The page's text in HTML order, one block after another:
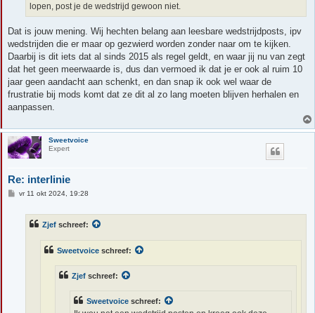
lopen, post je de wedstrijd gewoon niet.
Dat is jouw mening. Wij hechten belang aan leesbare wedstrijdposts, ipv
wedstrijden die er maar op gezwierd worden zonder naar om te kijken.
Daarbij is dit iets dat al sinds 2015 als regel geldt, en waar jij nu van zegt
dat het geen meerwaarde is, dus dan vermoed ik dat je er ook al ruim 10
jaar geen aandacht aan schenkt, en dan snap ik ook wel waar de
frustratie bij mods komt dat ze dit al zo lang moeten blijven herhalen en
aanpassen.
Sweetvoice
Expert
Re: interlinie
Bvr 11 okt 2024, 19:28
Zjef schreef:
Sweetvoice schreef:
Zjef schreef:
Sweetvoice schreef: